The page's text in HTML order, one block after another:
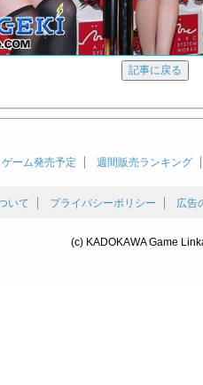
ゲーム発売予定 週間販売ランキング
いて プライバシーポリシー 広告
(c) KADOKAWA Game